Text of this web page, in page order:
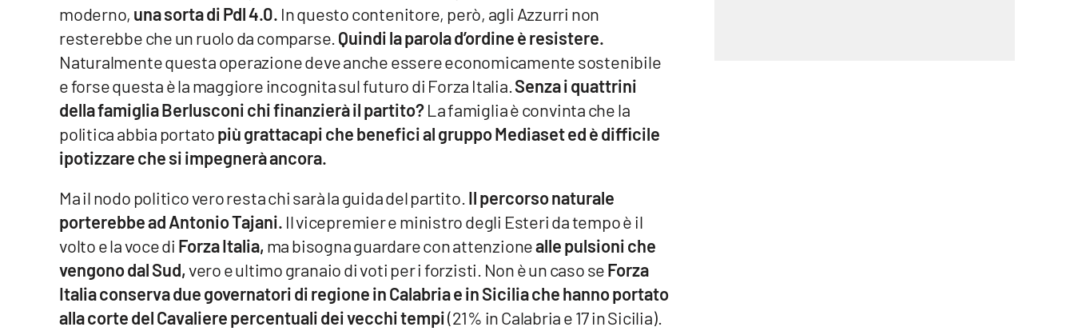
Lacapitalenews.it
Cosenzachannel.it
moderno, una sorta di Pdl 4.0. In questo contenitore, però, agli Azzurri non
resterebbe che un ruolo da comparse.Quindi la parola d’ordine è resistere.
Naturalmente questa operazione deve anche essere economicamente sostenibile
e forse questa è la maggiore incognita sul futuro di Forza Italia.Senza i quattrini
della famiglia Berlusconi chi finanzierà il partito?La famiglia è convinta che la
politica abbia portatopiù grattacapi che benefici al gruppo Mediaset ed è difficile
ipotizzare che si impegnerà ancora.
Ma il nodo politico vero resta chi sarà la guida del partito.Il percorso naturale
porterebbe ad Antonio Tajani. Il vicepremier e ministro degli Esteri da tempo è il
volto e la voce di Forza Italia,ma bisogna guardare con attenzionealle pulsioni che
vengono dal Sud,vero e ultimo granaio di voti per i forzisti. Non è un caso seForza
Italia conserva due governatori di regione in Calabria e in Sicilia che hanno portato
alla corte del Cavaliere percentuali dei vecchi tempi(21% in Calabria e 17 in Sicilia).